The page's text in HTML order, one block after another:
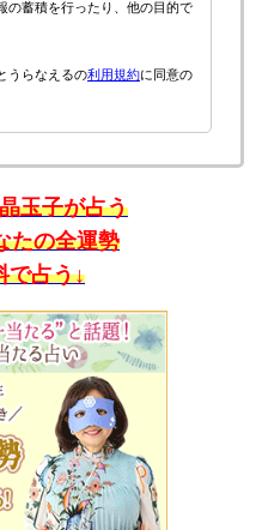
の蓄積を行ったり、他の目的で
うらなえるの利用規約に同意の
玉子が占う
たの全運勢
で占う↓